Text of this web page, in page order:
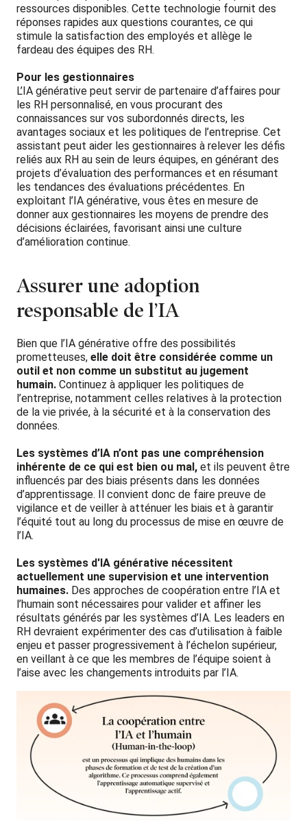
ressources disponibles. Cette technologie fournit des
réponses rapides aux questions courantes, ce qui
stimule la satisfaction des employés et allège le
fardeau des équipes des RH.
Pour les gestionnaires
L’IA générative peut servir de partenaire d’affaires pour
les RH personnalisé, en vous procurant des
connaissances sur vos subordonnés directs, les
avantages sociaux et les politiques de l’entreprise. Cet
assistant peut aider les gestionnaires à relever les défis
reliés aux RH au sein de leurs équipes, en générant des
projets d’évaluation des performances et en résumant
les tendances des évaluations précédentes. En
exploitant l’IA générative, vous êtes en mesure de
donner aux gestionnaires les moyens de prendre des
décisions éclairées, favorisant ainsi une culture
d’amélioration continue.
Assurer une adoption
responsable de l’IA
Bien que l’IA générative offre des possibilités
prometteuses, elle doit être considérée comme un
outil et non comme un substitut au jugement
humain. Continuez à appliquer les politiques de
l’entreprise, notamment celles relatives à la protection
de la vie privée, à la sécurité et à la conservation des
données.
Les systèmes d’IA n’ont pas une compréhension
inhérente de ce qui est bien ou mal, et ils peuvent être
influencés par des biais présents dans les données
d’apprentissage. Il convient donc de faire preuve de
vigilance et de veiller à atténuer les biais et à garantir
l’équité tout au long du processus de mise en œuvre de
l’IA.
Les systèmes d'IA générative nécessitent
actuellement une supervision et une intervention
humaines. Des approches de coopération entre l’IA et
l’humain sont nécessaires pour valider et affiner les
résultats générés par les systèmes d’IA. Les leaders en
RH devraient expérimenter des cas d’utilisation à faible
enjeu et passer progressivement à l’échelon supérieur,
en veillant à ce que les membres de l’équipe soient à
l’aise avec les changements introduits par l’IA.